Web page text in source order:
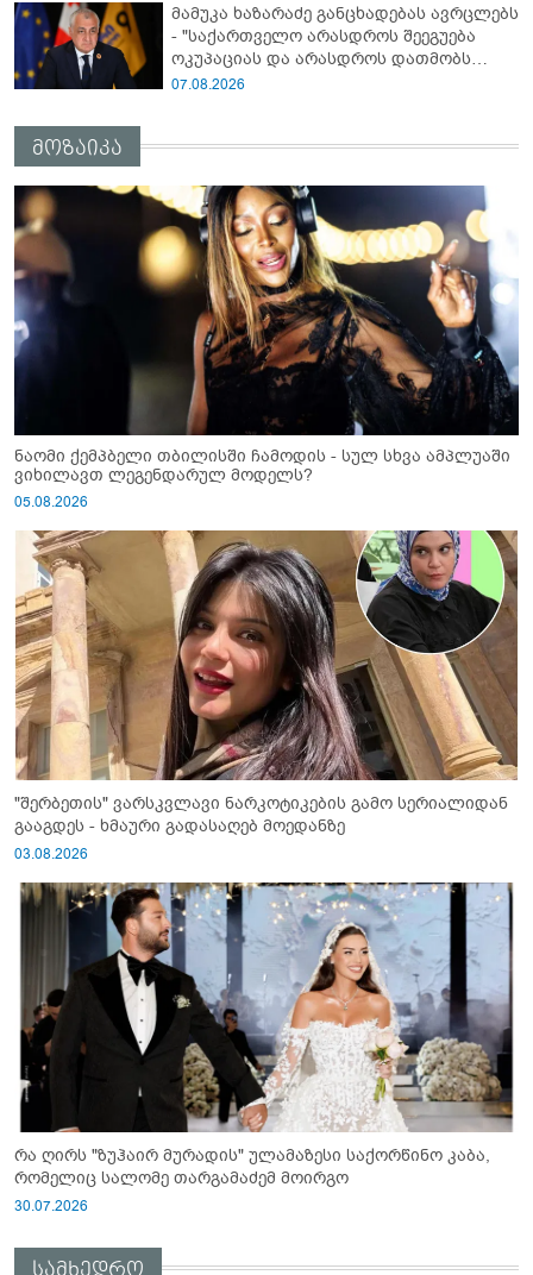
მამუკა ხაზარაძე განცხადებას ავრცლებს
- "საქართველო არასდროს შეეგუება
ოკუპაციას და არასდროს დათმობს
თავისუფლებას!"
07.08.2026
მოზაიკა
ნაომი ქემპბელი თბილისში ჩამოდის - სულ სხვა ამპლუაში
ვიხილავთ ლეგენდარულ მოდელს?
05.08.2026
"შერბეთის" ვარსკვლავი ნარკოტიკების გამო სერიალიდან
გააგდეს - ხმაური გადასაღებ მოედანზე
03.08.2026
რა ღირს "ზუჰაირ მურადის" ულამაზესი საქორწინო კაბა,
რომელიც სალომე თარგამაძემ მოირგო
30.07.2026
სამხედრო